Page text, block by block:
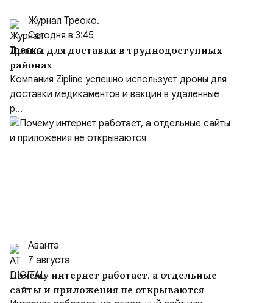
Журнал Треоко.
Сегодня в 3:45
Дроны для доставки в труднодоступных
районах
Компания Zipline успешно использует дроны для
доставки медикаментов и вакцин в удаленные
р...
Аванта
7 августа
Почему интернет работает, а отдельные
сайты и приложения не открываются